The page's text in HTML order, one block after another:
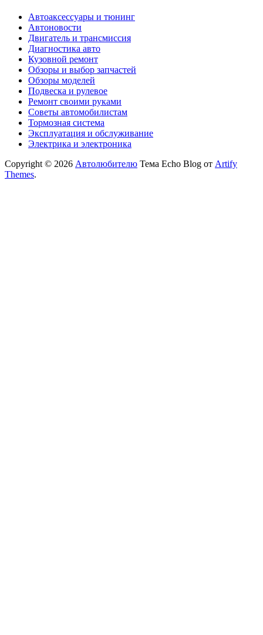
Автоаксессуары и тюнинг
Автоновости
Двигатель и трансмиссия
Диагностика авто
Кузовной ремонт
Обзоры и выбор запчастей
Обзоры моделей
Подвеска и рулевое
Ремонт своими руками
Советы автомобилистам
Тормозная система
Эксплуатация и обслуживание
Электрика и электроника
Copyright © 2026 Автолюбителю Тема Echo Blog от Artify
Themes.